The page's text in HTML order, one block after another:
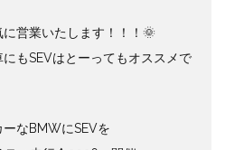
営業いたします！！！🌞
もSEVはとーってもオススメで
なBMWにSEVを